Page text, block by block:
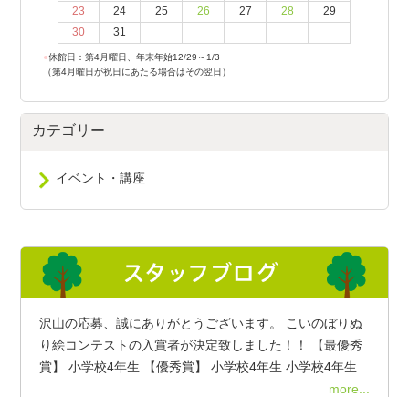
23
24 25 26 27 28
29
30
31
●休館日：第4月曜日、年末年始12/29～1/3
（第4月曜日が祝日にあたる場合はその翌日）
カテゴリー
イベント・講座
沢山の応募、誠にありがとうございます。 こいのぼりぬ
り絵コンテストの入賞者が決定致しました！！ 【最優秀
賞】 小学校4年生 【優秀賞】 小学校4年生 小学校4年生
more...